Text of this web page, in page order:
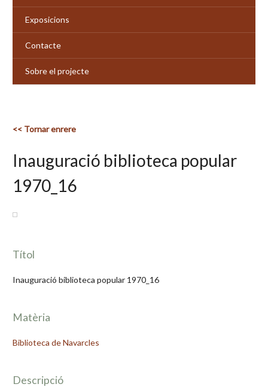
Exposicions
Contacte
Sobre el projecte
<< Tornar enrere
Inauguració biblioteca popular
1970_16
Títol
Inauguració biblioteca popular 1970_16
Matèria
Biblioteca de Navarcles
Descripció